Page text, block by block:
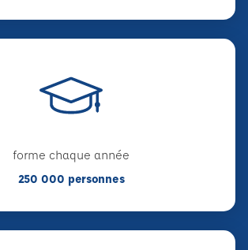
forme chaque année
250 000 personnes